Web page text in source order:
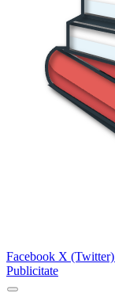
Facebook X (Twitter)
Publicitate